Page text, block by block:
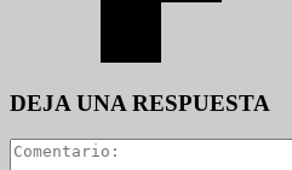
DEJA UNA RESPUESTA